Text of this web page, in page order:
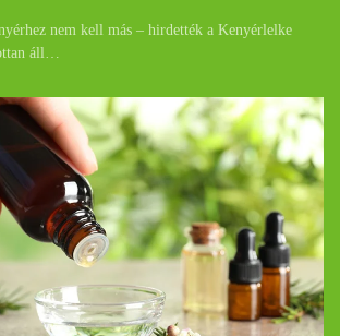
nem kell más – hirdették a Kenyérlelke
áll…